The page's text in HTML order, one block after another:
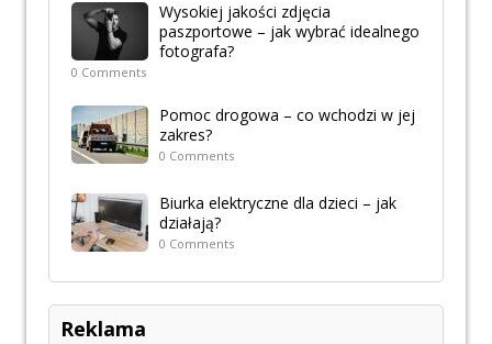
Wysokiej jakości zdjęcia
paszportowe – jak wybrać idealnego
fotografa?
0 Comments
Pomoc drogowa – co wchodzi w jej
zakres?
0 Comments
Biurka elektryczne dla dzieci – jak
działają?
0 Comments
Reklama